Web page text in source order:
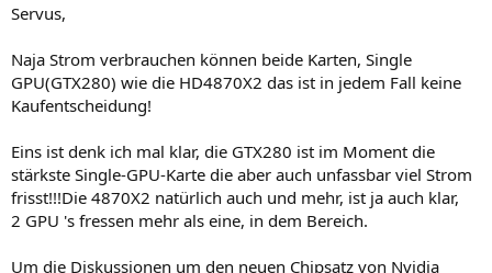
Servus,
Naja Strom verbrauchen können beide Karten, Single
GPU(GTX280) wie die HD4870X2 das ist in jedem Fall keine
Kaufentscheidung!
Eins ist denk ich mal klar, die GTX280 ist im Moment die
stärkste Single-GPU-Karte die aber auch unfassbar viel Strom
frisst!!!Die 4870X2 natürlich auch und mehr, ist ja auch klar,
2 GPU 's fressen mehr als eine, in dem Bereich.
Um die Diskussionen um den neuen Chipsatz von Nvidia